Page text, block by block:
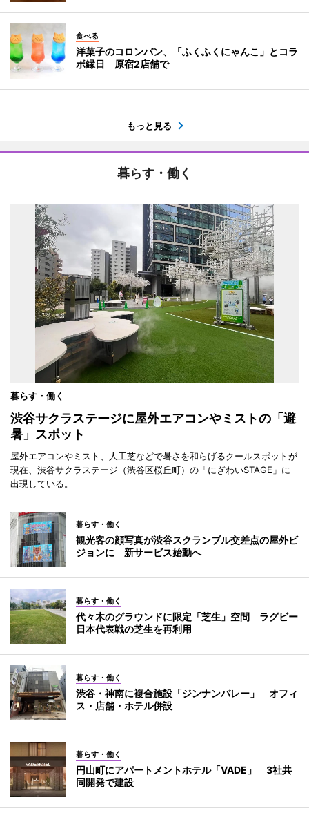
食べる
洋菓子のコロンバン、「ふくふくにゃんこ」とコラ
ボ縁日 原宿2店舗で
もっと見る
暮らす・働く
暮らす・働く
渋谷サクラステージに屋外エアコンやミストの「避
暑」スポット
屋外エアコンやミスト、人工芝などで暑さを和らげるクールスポットが
現在、渋谷サクラステージ（渋谷区桜丘町）の「にぎわいSTAGE」に
出現している。
暮らす・働く
観光客の顔写真が渋谷スクランブル交差点の屋外ビ
ジョンに 新サービス始動へ
暮らす・働く
代々木のグラウンドに限定「芝生」空間 ラグビー
日本代表戦の芝生を再利用
暮らす・働く
渋谷・神南に複合施設「ジンナンバレー」 オフィ
ス・店舗・ホテル併設
暮らす・働く
円山町にアパートメントホテル「VADE」 3社共
同開発で建設